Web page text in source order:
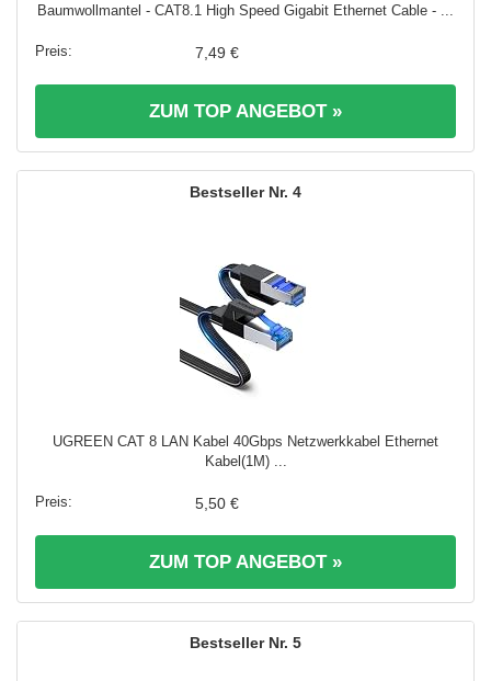
Baumwollmantel - CAT8.1 High Speed Gigabit Ethernet Cable - ...
7,49 €
ZUM TOP ANGEBOT »
4
UGREEN CAT 8 LAN Kabel 40Gbps Netzwerkkabel Ethernet
Kabel(1M) ...
5,50 €
ZUM TOP ANGEBOT »
5